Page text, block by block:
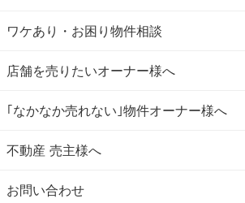
ワケあり・お困り物件相談
店舗を売りたいオーナー様へ
｢なかなか売れない｣物件オーナー様へ
不動産 売主様へ
お問い合わせ